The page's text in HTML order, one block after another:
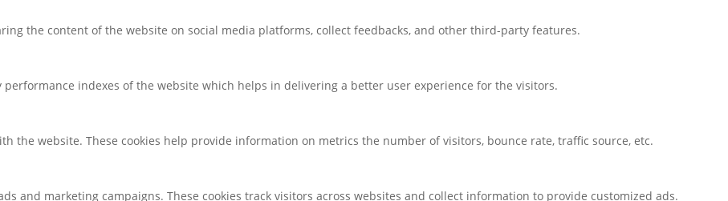
the content of the website on social media platforms, collect feedbacks, and other third-party features.
indexes of the website which helps in delivering a better user experience for the visitors.
the website. These cookies help provide information on metrics the number of visitors, bounce rate, traffic source, etc.
and marketing campaigns. These cookies track visitors across websites and collect information to provide customized ads.